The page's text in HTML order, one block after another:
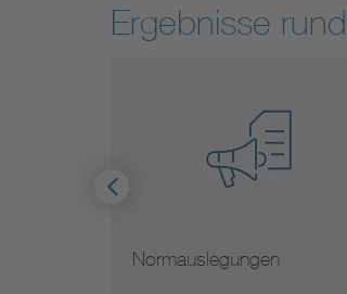
Ergebnisse
Normauslegungen